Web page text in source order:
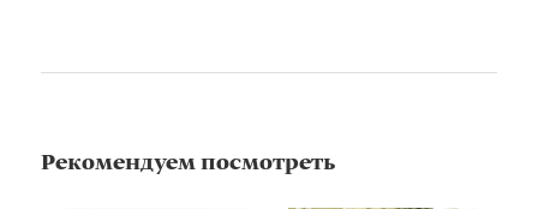
Рекомендуем посмотреть